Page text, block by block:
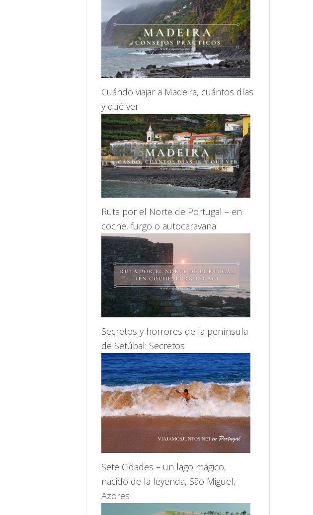
Cuándo viajar a Madeira, cuántos días
y qué ver
Ruta por el Norte de Portugal – en
coche, furgo o autocaravana
Secretos y horrores de la península
de Setúbal: Secretos
Sete Cidades – un lago mágico,
nacido de la leyenda, São Miguel,
Azores